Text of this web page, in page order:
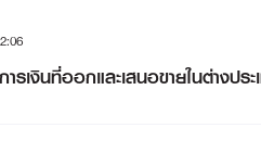
เงินที่ออกและเสนอขายในต่างปร